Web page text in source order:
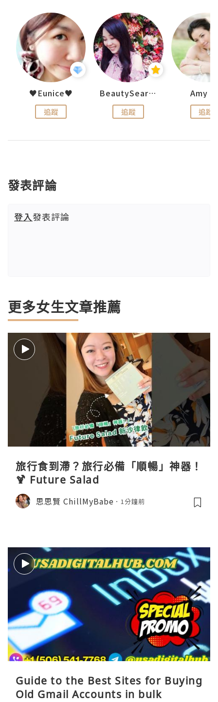
♥Eunice♥
追蹤
BeautySearch
追蹤
Amy
追蹤
發表評論
登入發表評論
更多女生文章推薦
旅行食到滯？旅行必備「順暢」神器！
🍹 Future Salad
思思賢 ChillMyBabe 1分鐘前
Guide to the Best Sites for Buying
Old Gmail Accounts in bulk